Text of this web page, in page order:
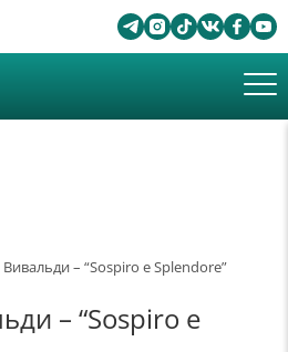
– “Sospiro e Splendore”
– “Sospiro e